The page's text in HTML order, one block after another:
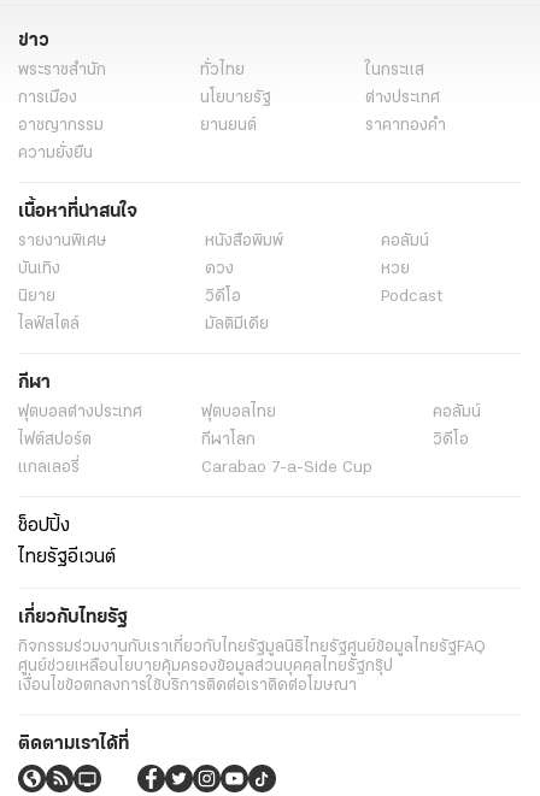
ข่าว
พระราชสำนัก ทั่วไทย
ในกระแส
การเมือง
นโยบายรัฐ
ต่างประเทศ
อาชญากรรม
ยานยนต์
ราคาทองคำ
ความยั่งยืน
เนื้อหาที่น่าสนใจ
รายงานพิเศษ หนังสือพิมพ์
คอลัมน์
บันเทิง
ดวง
หวย
นิยาย
วิดีโอ
Podcast
ไลฟ์สไตล์
มัลติมีเดีย
กีฬา
ฟุตบอลต่่างประเทศ ฟุตบอลไทย
คอลัมน์
ไฟต์สปอร์ต
กีฬาโลก
วิดีโอ
แกลเลอรี่
Carabao 7-a-Side Cup
ช็อปปิ้ง
ไทยรัฐอีเวนต์
เกี่ยวกับไทยรัฐ
กิจกรรมร่วมงานกับเราเกี่ยวกับไทยรัฐมูลนิธิไทยรัฐศูนย์ข้อมูลไทยรัฐFAQ
ศูนย์ช่วยเหลือนโยบายคุ้มครองข้อมูลส่วนบุคคลไทยรัฐกรุ๊ป
เงื่อนไขข้อตกลงการใช้บริการติดต่อเราติดต่อโฆษณา
ติดตามเราได้ที่